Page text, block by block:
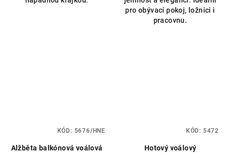
pro obývací pokoj, ložnici i
pracovnu.
Alžběta balkónová voálová
KÓD: 5676/HNE
Hotový voálový
KÓD: 5472